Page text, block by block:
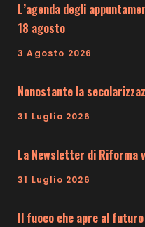
L’agenda degli
18 agosto
3 Agosto 2026
Nonostante la
31 Luglio 2026
La Newsletter di Riforma
31 Luglio 2026
Il fuoco che apre al futuro